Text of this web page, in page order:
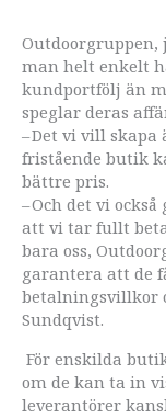
Outdoorgruppen,
man helt enkelt
kundportfölj än
speglar deras
– Det vi vill
fristående butik
bättre pris.
– Och det vi
att vi tar fullt
bara oss,
garantera att de
betalningsvillkor
Sundqvist.
För enskilda
om de kan ta in
leverantörer